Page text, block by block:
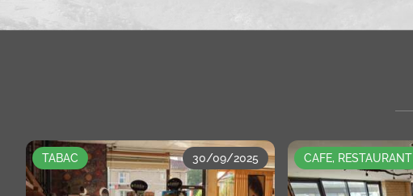
TABAC 30/09/2025 CAFE, RESTAURANT